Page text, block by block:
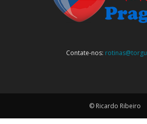
Contate-nos:
© Ricardo Ribeiro